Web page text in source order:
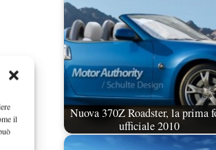
il
Nuova 370Z Roadster, la prima
ufficiale 2010